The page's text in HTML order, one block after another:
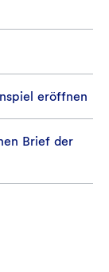
eröffnen
Brief der